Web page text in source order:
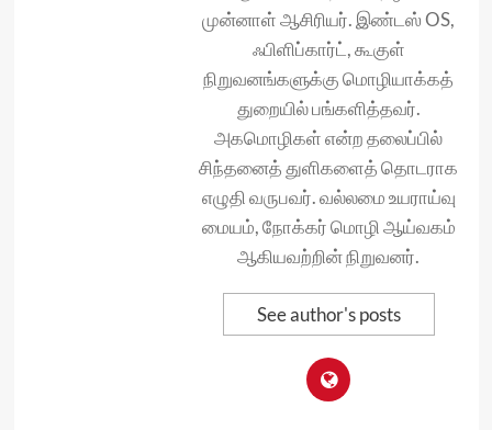
முன்னாள் ஆசிரியர். இண்டஸ் OS,
ஃபிளிப்கார்ட், கூகுள்
நிறுவனங்களுக்கு மொழியாக்கத்
துறையில் பங்களித்தவர்.
அகமொழிகள் என்ற தலைப்பில்
சிந்தனைத் துளிகளைத் தொடராக
எழுதி வருபவர். வல்லமை உயராய்வு
மையம், நோக்கர் மொழி ஆய்வகம்
ஆகியவற்றின் நிறுவனர்.
See author's posts